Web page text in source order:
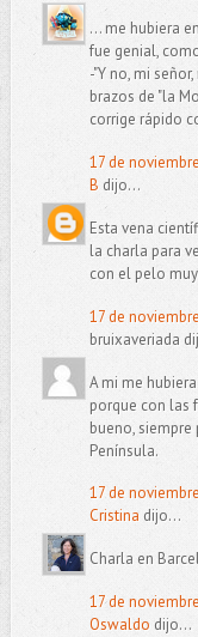
... me hubiera
fue genial,
-"Y no, mi
brazos de "la
corrige rápido
17 de
B dijo...
Esta vena
la charla para
con el pelo
17 de
bruixaveriada
A mi me
porque con las
bueno,
Península.
17 de
Cristina dijo...
Charla en
17 de
Oswaldo dijo...